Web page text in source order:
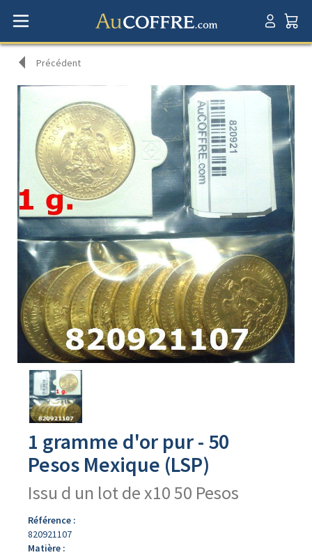
Précédent
Avers
produit
1 gramme d'or pur - 50
Pesos Mexique (LSP)
Issu d un lot de x10 50 Pesos
Référence :
820921107
Matière :